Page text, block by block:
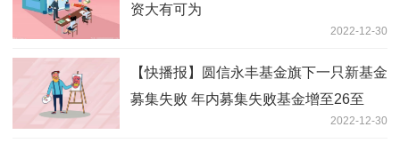
资大有可为
2022-12-30
【快播报】圆信永丰基金旗下一只新基金
募集失败 年内募集失败基金增至26至
2022-12-30